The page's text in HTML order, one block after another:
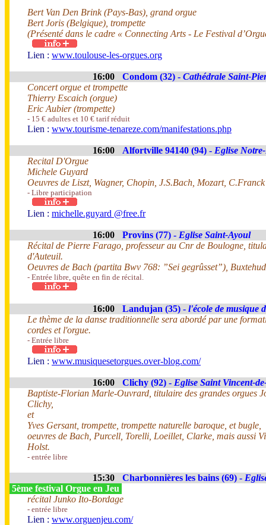
Bert Van Den Brink (Pays-Bas), grand orgue
Bert Joris (Belgique), trompette
(Présenté dans le cadre « Connecting Arts - Le Festival
Lien : www.toulouse-les-orgues.org
16:00 Condom (32) - Cathédrale Saint-
Concert orgue et trompette
Thierry Escaich (orgue)
Eric Aubier (trompette)
- 15 € adultes et 10 € tarif réduit
Lien : www.tourisme-tenareze.com/manifestations.php
16:00 Alfortville 94140 (94) - Eglise
Recital D'Orgue
Michele Guyard
Oeuvres de Liszt, Wagner, Chopin, J.S.Bach, Mozart, C.Franck
- Libre participation
Lien : michelle.guyard @free.fr
16:00 Provins (77) - Eglise Saint-Ayoul
Récital de Pierre Farago, professeur au Cnr de Boulogne,
d'Auteuil.
Oeuvres de Bach (partita Bwv 768: ”Sei gegrûsset”),
- Entrée libre, quête en fin de récital.
16:00 Landujan (35) - l'école de musique
Le thème de la danse traditionnelle sera abordé par une
cordes et l'orgue.
- Entrée libre
Lien : www.musiquesetorgues.over-blog.com/
16:00 Clichy (92) - Eglise Saint Vincent-
Baptiste-Florian Marle-Ouvrard, titulaire des grandes orgues
Clichy,
et
Yves Gersant, trompette, trompette naturelle baroque, et bugle,
oeuvres de Bach, Purcell, Torelli, Loeillet, Clarke, mais aussi
Holst.
- entrée libre
15:30 Charbonnières les bains (69) -
5ème festival Orgue en Jeu
récital Junko Ito-Bordage
- entrée libre
Lien : www.orguenjeu.com/